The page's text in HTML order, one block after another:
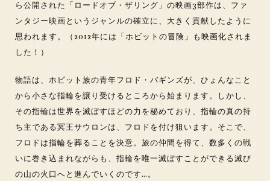
ら公開された「ロードオブ・ザリング」の映画3部作は、ファ
ンタジー映画というジャンルの確立に、大きく貢献したように
思われます。（2012年には「ホビットの冒険」も映画化されま
した！）
物語は、ホビット族の青年フロド・バギンズが、ひょんなこと
から小さな指輪を譲り受けるところから始まります。しかし、
その指輪は世界を滅ぼすほどの力を秘めており、指輪の真の持
ち主である冥王サウロンは、フロドを付け狙います。そこで、
フロドは指輪を葬ることを決意。旅の仲間を得て、数多くの戦
いに巻き込まれながらも、指輪を唯一滅ぼすことができる滅び
の山の火口へと進んでいくのです…。